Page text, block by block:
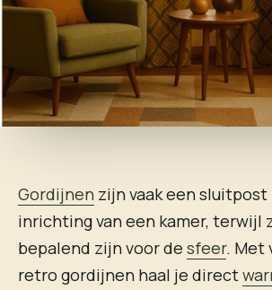
Gordijnen zijn vaak een sluitpost
inrichting van een kamer, terwijl
bepalend zijn voor de sfeer. Met
retro gordijnen haal je direct